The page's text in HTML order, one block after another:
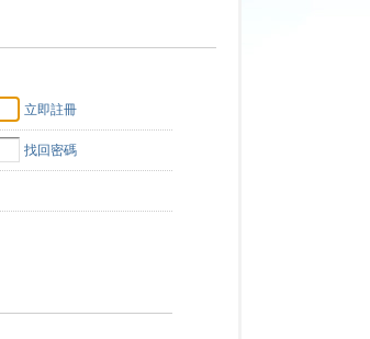
立即註冊
找回密碼